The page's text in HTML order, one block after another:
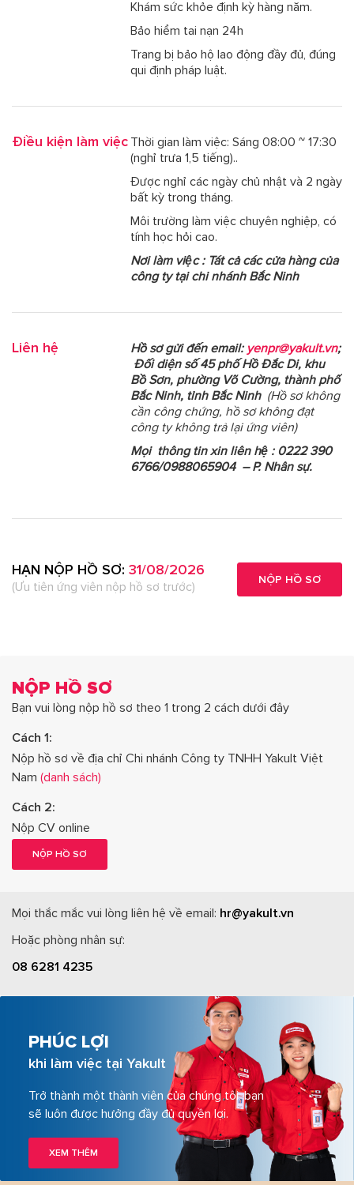
Khám sức khỏe định kỳ hàng năm.
Bảo hiểm tai nạn 24h
Trang bị bảo hộ lao động đầy đủ, đúng
qui định pháp luật.
Điều kiện làm việc Thời gian làm việc: Sáng 08:00 ~ 17:30
(nghỉ trưa 1,5 tiếng)..
Được nghỉ các ngày chủ nhật và 2 ngày
bất kỳ trong tháng.
Môi trường làm việc chuyên nghiệp, có
tính học hỏi cao.
Nơi làm việc : Tát cả các cửa hàng của
công ty tại chi nhánh Bắc Ninh
Liên hệ Hồ sơ gửi đến email: yenpr@yakult.vn;
Đối diện số 45 phố Hồ Đắc Di, khu
Bồ Sơn, phường Võ Cường, thành phố
Bắc Ninh, tỉnh Bắc Ninh (Hồ sơ không
cần công chứng, hồ sơ không đạt
công ty không trả lại ứng viên)
Mọi thông tin xin liên hệ : 0222 390
6766/0988065904– P. Nhân sự.
HẠN NỘP HỒ SƠ: 31/08/2026
NỘP HỒ SƠ
(Ưu tiên ứng viên nộp hồ sơ trước)
NỘP HỒ SƠ
Bạn vui lòng nộp hồ sơ theo 1 trong 2 cách dưới đây
Cách 1:
Nộp hồ sơ về địa chỉ Chi nhánh Công ty TNHH Yakult Việt
Nam (danh sách)
Cách 2:
Nộp CV online
NỘP HỒ SƠ
Mọi thắc mắc vui lòng liên hệ về email: hr@yakult.vn
Hoặc phòng nhân sự:
08 6281 4235
PHÚC LỢI
khi làm việc tại Yakult
Trở thành một thành viên của chúng tôi, bạn
sẽ luôn được hưởng đầy đủ quyền lợi.
XEM THÊM